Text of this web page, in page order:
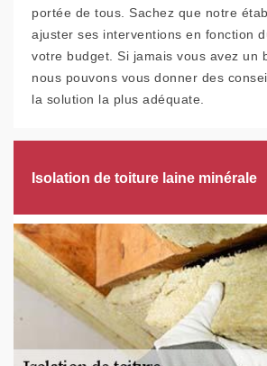
portée de tous. Sachez que notre
ajuster ses interventions en fonction
votre budget. Si jamais vous avez un
nous pouvons vous donner des
la solution la plus adéquate.
Isolation de toiture laine minérale